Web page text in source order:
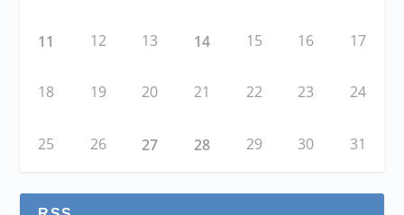
11 12 13 14 15 16 17
18 19 20 21 22 23 24
25 26 27 28 29 30 31